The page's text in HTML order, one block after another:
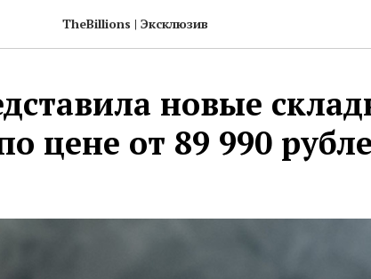
TheBillions | Эксклюзив
новые
цене от 89 990